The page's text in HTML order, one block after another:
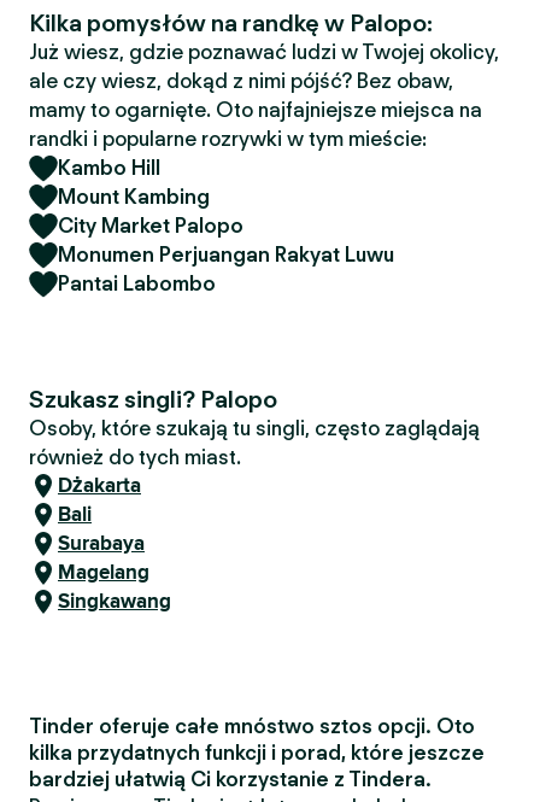
Kilka pomysłów na randkę w Palopo:
Już wiesz, gdzie poznawać ludzi w Twojej okolicy,
ale czy wiesz, dokąd z nimi pójść? Bez obaw,
mamy to ogarnięte. Oto najfajniejsze miejsca na
randki i popularne rozrywki w tym mieście:
Kambo Hill
Mount Kambing
City Market Palopo
Monumen Perjuangan Rakyat Luwu
Pantai Labombo
Szukasz singli? Palopo
Osoby, które szukają tu singli, często zaglądają
również do tych miast.
Dżakarta
Bali
Surabaya
Magelang
Singkawang
Tinder oferuje całe mnóstwo sztos opcji. Oto
kilka przydatnych funkcji i porad, które jeszcze
bardziej ułatwią Ci korzystanie z Tindera.